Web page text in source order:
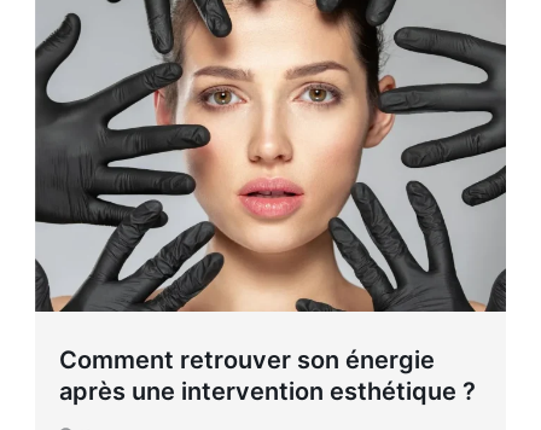
Comment retrouver son énergie
après une intervention esthétique ?